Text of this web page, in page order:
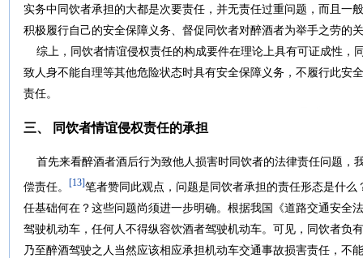
实务中同饮者承担的大都是次要责任，并无责任过重问题，而且一
积极履行自己的安全保障义务、督促同饮者对醉酒者为举手之劳的
综上，同饮者情谊侵权责任的构成要件在理论上具有可证成性，
致人身不能自理等其他危险状态时具有安全保障义务，不履行此安
责任。
三、 同饮者情谊侵权责任的承担
首先来看醉酒者酒后行为致他人损害时同饮者的法律责任问题，
偿责任。 [13] 笔者赞同此观点，问题是同饮者承担的责任形态是什
任基础何在？这些问题尚须进一步明确。根据我国《道路交通安全
驾驶机动车，任何人不得纵容饮酒者驾驶机动车。可见，同饮者负
乃至醉酒驾驶之人当然应该相应承担机动车交通事故损害责任，不